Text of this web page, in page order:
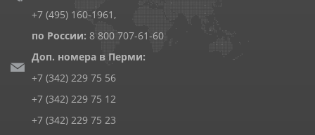
+7 (495) 160-1961 ,
по России: 8 800 707-61-60
Доп. номера в Перми:
+7 (342) 229 75 56
+7 (342) 229 75 12
+7 (342) 229 75 23